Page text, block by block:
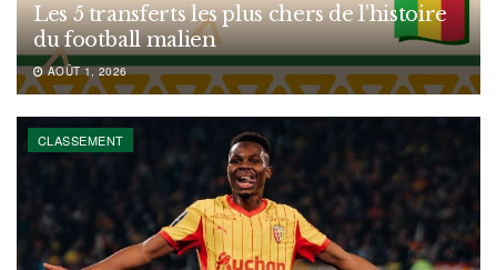
Les 5 transferts les plus chers de l’histoire
du football malien
AOÛT 1, 2026
CLASSEMENT